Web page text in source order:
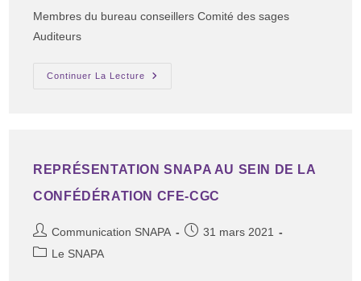
Membres du bureau conseillers Comité des sages
Auditeurs
Continuer La Lecture
REPRÉSENTATION SNAPA AU SEIN DE LA
CONFÉDÉRATION CFE-CGC
Communication SNAPA
31 mars 2021
Le SNAPA